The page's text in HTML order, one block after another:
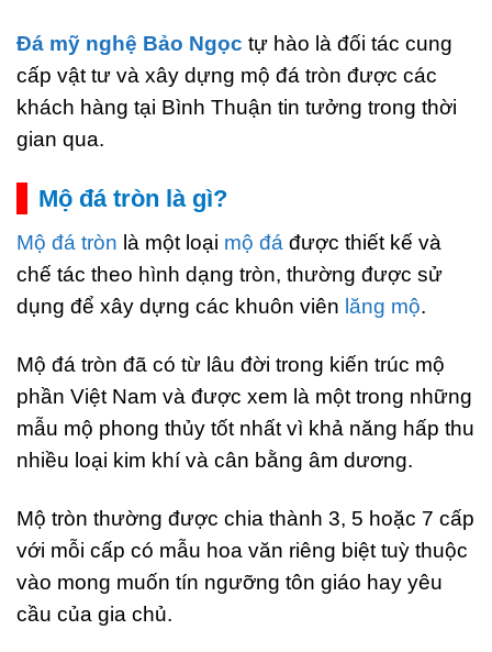
Đá mỹ nghệ Bảo Ngọc tự hào là đối tác cung
cấp vật tư và xây dựng mộ đá tròn được các
khách hàng tại Bình Thuận tin tưởng trong thời
gian qua.
Mộ đá tròn là gì?
Mộ đá tròn là một loại mộ đá được thiết kế và
chế tác theo hình dạng tròn, thường được sử
dụng để xây dựng các khuôn viên lăng mộ.
Mộ đá tròn đã có từ lâu đời trong kiến trúc mộ
phần Việt Nam và được xem là một trong những
mẫu mộ phong thủy tốt nhất vì khả năng hấp thu
nhiều loại kim khí và cân bằng âm dương.
Mộ tròn thường được chia thành 3, 5 hoặc 7 cấp
với mỗi cấp có mẫu hoa văn riêng biệt tuỳ thuộc
vào mong muốn tín ngưỡng tôn giáo hay yêu
cầu của gia chủ.